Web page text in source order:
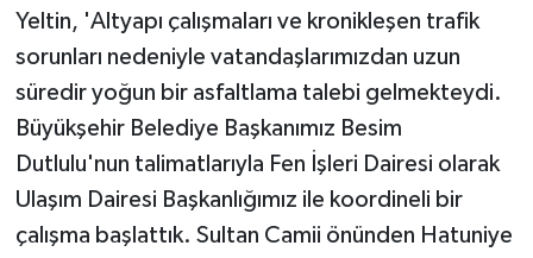
Yeltin, 'Altyapı çalışmaları ve kronikleşen trafik
sorunları nedeniyle vatandaşlarımızdan uzun
süredir yoğun bir asfaltlama talebi gelmekteydi.
Büyükşehir Belediye Başkanımız Besim
Dutlulu'nun talimatlarıyla Fen İşleri Dairesi olarak
Ulaşım Dairesi Başkanlığımız ile koordineli bir
çalışma başlattık. Sultan Camii önünden Hatuniye